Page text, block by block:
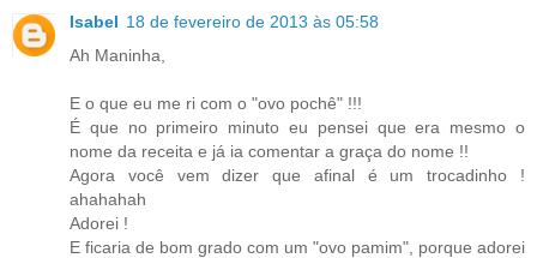
Isabel 18 de fevereiro de 2013 às 05:58
Ah Maninha,
E o que eu me ri com o "ovo pochê" !!!
É que no primeiro minuto eu pensei que era mesmo o
nome da receita e já ia comentar a graça do nome !!
Agora você vem dizer que afinal é um trocadinho !
ahahahah
Adorei !
E ficaria de bom grado com um "ovo pamim", porque adorei